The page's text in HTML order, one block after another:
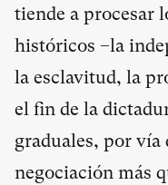
tiende a procesar
históricos –la
la esclavitud, la
el fin de la
graduales, por
negociación más